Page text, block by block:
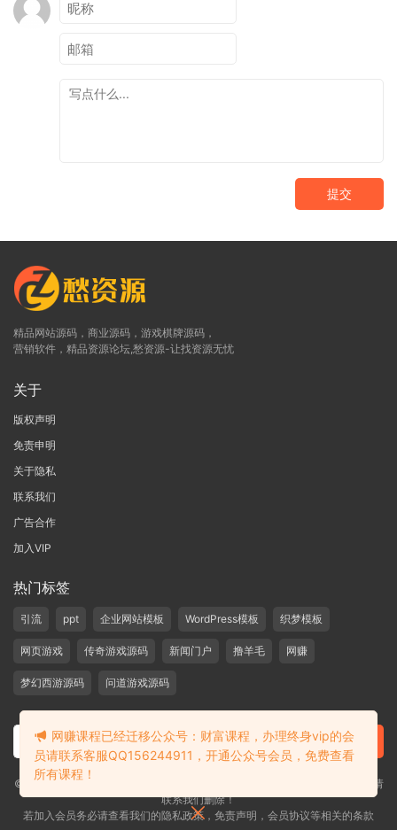
提交
精品网站源码，商业源码，游戏棋牌源码，
营销软件，精品资源论坛,愁资源-让找资源无忧
关于
版权声明
免责申明
关于隐私
联系我们
广告合作
加入VIP
热门标签
引流 ppt 企业网站模板 WordPress模板 织梦模板
网页游戏 传奇游戏源码 新闻门户 撸羊毛 网赚
梦幻西游源码 问道游戏源码
©2019-2020 愁资源 站内大部分资源收集于网络，若侵犯了您的合法权益，请
联系我们删除！
若加入会员务必请查看我们的隐私政策，免责声明，会员协议等相关的条款
网赚课程已经迁移公众号：财富课程，办理终身vip的会
员请联系客服QQ156244911，开通公众号会员，免费查看
所有课程！